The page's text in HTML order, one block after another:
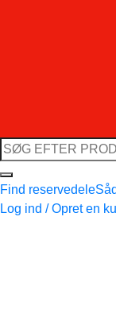
Søg
efter:
Find reservedele
Log ind / Opret en